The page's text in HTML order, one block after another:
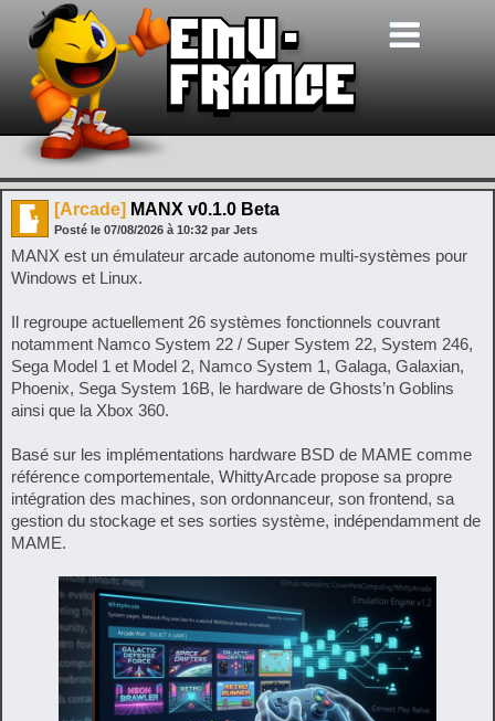
[Arcade] MANX v0.1.0 Beta
Posté le 07/08/2026 à 10:32 par Jets
MANX est un émulateur arcade autonome multi-systèmes pour
Windows et Linux.
Il regroupe actuellement 26 systèmes fonctionnels couvrant
notamment Namco System 22 / Super System 22, System 246,
Sega Model 1 et Model 2, Namco System 1, Galaga, Galaxian,
Phoenix, Sega System 16B, le hardware de Ghosts’n Goblins
ainsi que la Xbox 360.
Basé sur les implémentations hardware BSD de MAME comme
référence comportementale, WhittyArcade propose sa propre
intégration des machines, son ordonnanceur, son frontend, sa
gestion du stockage et ses sorties système, indépendamment de
MAME.